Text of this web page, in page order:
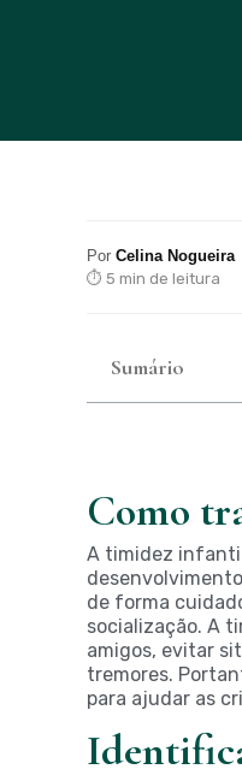
Por Celina Nogueira
⏱ 5 min de leitura
Sumário
Como
A timidez
de forma
socialização. A
amigos, evitar
tremores.
para ajudar as